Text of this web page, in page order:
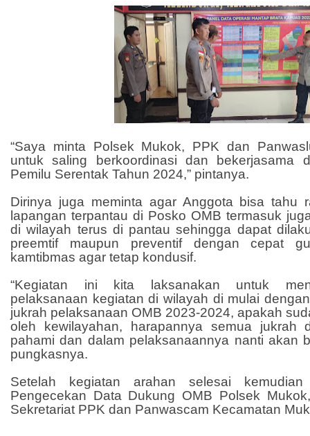
“Saya minta Polsek Mukok, PPK dan
untuk saling berkoordinasi dan bekerjasama
Pemilu Serentak Tahun 2024,” pintanya.
Dirinya juga meminta agar Anggota bisa tahu
lapangan terpantau di Posko OMB termasuk
di wilayah terus di pantau sehingga dapat
preemtif maupun preventif dengan cepat
kamtibmas agar tetap kondusif.
“Kegiatan ini kita laksanakan untuk
pelaksanaan kegiatan di wilayah di mulai
jukrah pelaksanaan OMB 2023-2024, apakah
oleh kewilayahan, harapannya semua jukrah
pahami dan dalam pelaksanaannya nanti akan
pungkasnya.
Setelah kegiatan arahan selesai kemudian
Pengecekan Data Dukung OMB Polsek
Sekretariat PPK dan Panwascam Kecamatan